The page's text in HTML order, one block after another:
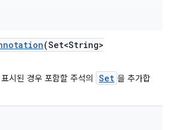
(Set<String>
시된 경우 포함할 주석의 Set 을 추가합